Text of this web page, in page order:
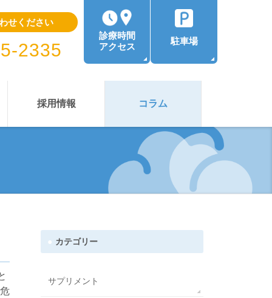
せください
2335
診療時間
アクセス
駐車場
採用情報 コラム
カテゴリー
サプリメント